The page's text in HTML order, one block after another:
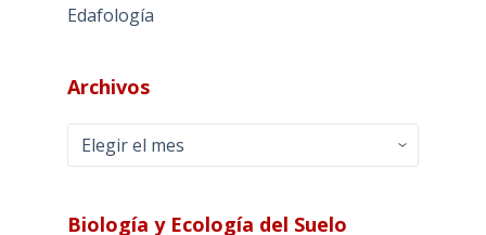
Edafología
Archivos
Archivos
Biología y Ecología del Suelo